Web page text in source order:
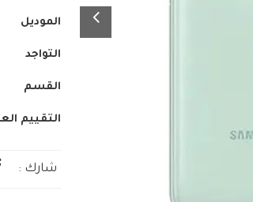
الموديل
التواجد
القسم
التقييم
شارك :